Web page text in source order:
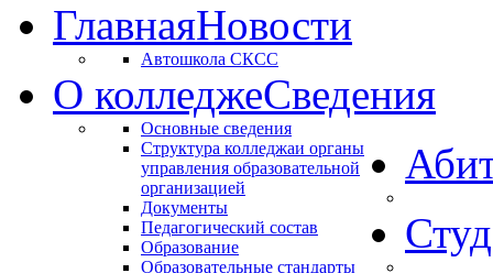
ГлавнаяНовости
Автошкола СКСС
О колледжеСведения
Основные сведения
Структура колледжаи органы
управления образовательной
организацией
Документы
Педагогический состав
Образование
Образовательные стандарты